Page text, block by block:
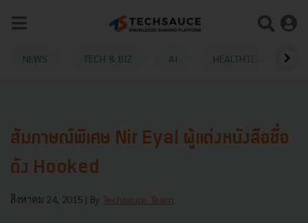
NEWS TECH & BIZ AI HEALTHTECH
สัมภาษณ์พิเศษ Nir Eyal ผู้แต่งหนังสือชื่อ
ดัง Hooked
สิงหาคม 24, 2015 | By Techsauce Team